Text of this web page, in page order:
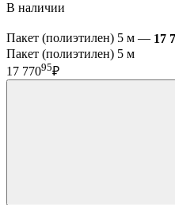
В наличии
Пакет (полиэтилен) 5 м — 17
Пакет (полиэтилен) 5 м
17 77095₽